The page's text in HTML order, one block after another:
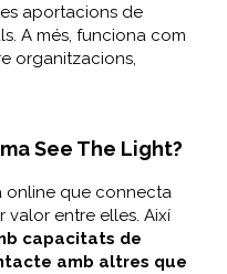
aportacions de
A més, funciona com
organitzacions,
See The Light?
online que connecta
valor entre elles. Així
capacitats de
amb altres que